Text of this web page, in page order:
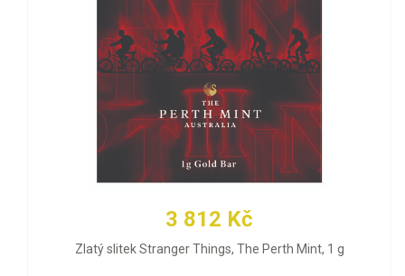
3 812 Kč
Zlatý slitek Stranger Things, The Perth Mint, 1 g